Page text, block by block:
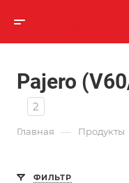
Pajero
2
Главная — Продукты
ФИЛЬТР